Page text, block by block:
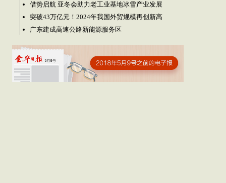
借势启航 亚冬会助力老工业基地冰雪产业发展
突破43万亿元！2024年我国外贸规模再创新高
广东建成高速公路新能源服务区